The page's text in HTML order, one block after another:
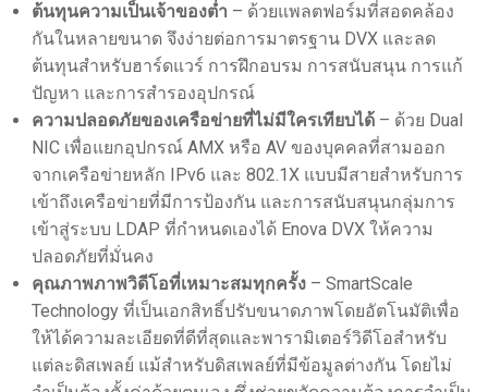
ต้นทุนความเป็นเจ้าของต่ำ – ด้วยแพลตฟอร์มที่สอดคล้อง
กันในหลายขนาด จึงง่ายต่อการมาตรฐาน DVX และลด
ต้นทุนสำหรับฮาร์ดแวร์ การฝึกอบรม การสนับสนุน การแก้
ปัญหา และการสำรองอุปกรณ์
ความปลอดภัยของเครือข่ายที่ไม่มีใครเทียบได้ – ด้วย Dual
NIC เพื่อแยกอุปกรณ์ AMX หรือ AV ของบุคคลที่สามออก
จากเครือข่ายหลัก IPv6 และ 802.1X แบบมีสายสำหรับการ
เข้าถึงเครือข่ายที่มีการป้องกัน และการสนับสนุนกลุ่มการ
เข้าสู่ระบบ LDAP ที่กำหนดเองได้ Enova DVX ให้ความ
ปลอดภัยที่มั่นคง
คุณภาพภาพวิดีโอที่เหมาะสมทุกครั้ง – SmartScale
Technology ที่เป็นเอกสิทธิ์ปรับขนาดภาพโดยอัตโนมัติเพื่อ
ให้ได้ความละเอียดที่ดีที่สุดและพารามิเตอร์วิดีโอสำหรับ
แต่ละดิสเพลย์ แม้สำหรับดิสเพลย์ที่มีข้อมูลต่างกัน โดยไม่